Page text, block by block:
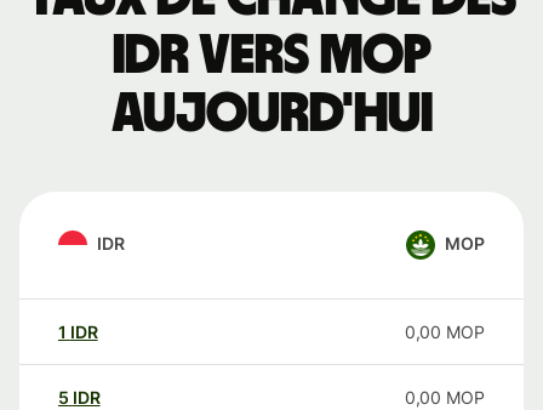
IDR vers MOP
aujourd'hui
IDR MOP
1 IDR 0,00 MOP
5 IDR 0,00 MOP